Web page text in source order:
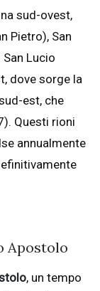
sud-ovest,
Pietro), San
Lucio
dove sorge la
est, che
Questi rioni
annualmente
Apostolo
, un tempo